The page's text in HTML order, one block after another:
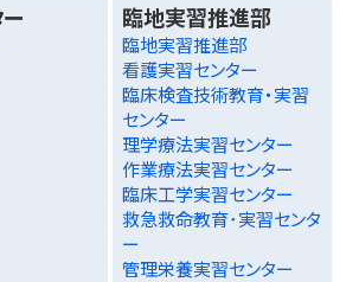
臨地実習推進部
臨地実習推進部
看護実習センター
臨床検査技術教育・実習
センター
理学療法実習センター
作業療法実習センター
臨床工学実習センター
救急救命教育･実習センタ
ー
管理栄養実習センター